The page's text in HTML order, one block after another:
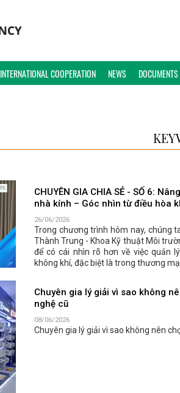
INTERNATIONAL COOPERATION NEWS DOCUMENTS
CHUYÊN GIA CHIA SẺ - SỐ 6:
nhà kính – Góc nhìn từ điều hòa
26/06/2026
Trong chương trình hôm nay, chúng
Thành Trung - Khoa Kỹ thuật Môi
để có cái nhìn rõ hơn về việc quản
không khí, đặc biệt là trong thương
Chuyên gia lý giải vì sao không
nghệ cũ
08/06/2026
Chuyên gia lý giải vì sao không nên